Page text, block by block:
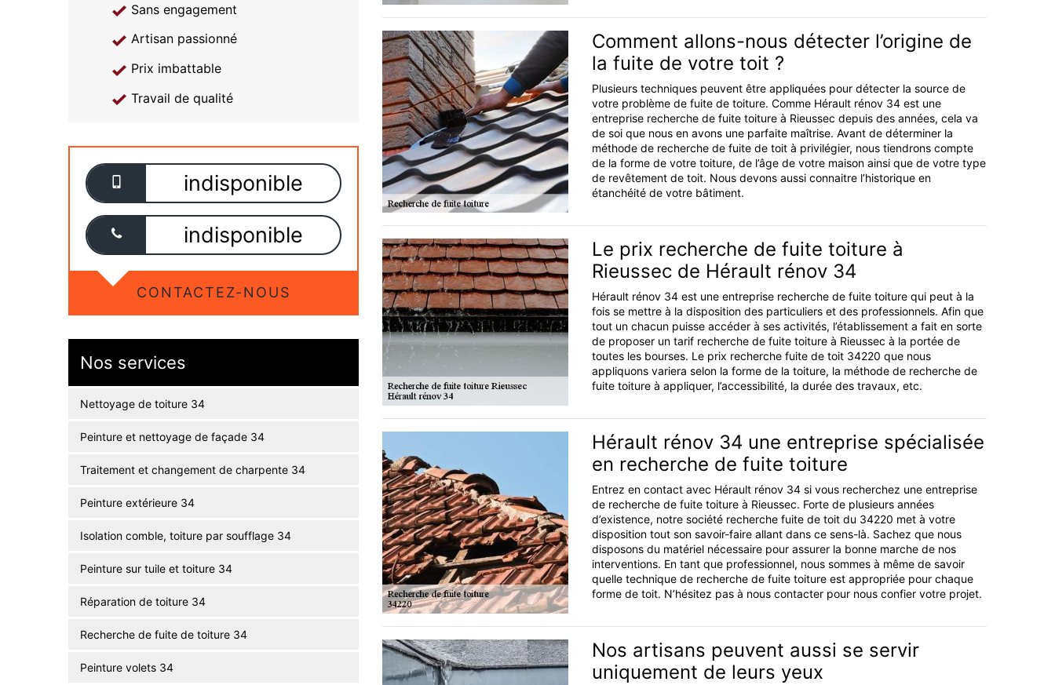
Sans engagement
Artisan passionné
Prix imbattable
Travail de qualité
indisponible
indisponible
CONTACTEZ-NOUS
Nos services
Nettoyage de toiture 34
Peinture et nettoyage de façade 34
Traitement et changement de charpente 34
Peinture extérieure 34
Isolation comble, toiture par soufflage 34
Peinture sur tuile et toiture 34
Réparation de toiture 34
Recherche de fuite de toiture 34
Peinture volets 34
Comment allons-nous détecter l’origine de
la fuite de votre toit ?
Plusieurs techniques peuvent être appliquées pour détecter la source de
votre problème de fuite de toiture. Comme Hérault rénov 34 est une
entreprise recherche de fuite toiture à Rieussec depuis des années, cela va
de soi que nous en avons une parfaite maîtrise. Avant de déterminer la
méthode de recherche de fuite de toit à privilégier, nous tiendrons compte
de la forme de votre toiture, de l’âge de votre maison ainsi que de votre type
de revêtement de toit. Nous devons aussi connaitre l’historique en
étanchéité de votre bâtiment.
Le prix recherche de fuite toiture à
Rieussec de Hérault rénov 34
Hérault rénov 34 est une entreprise recherche de fuite toiture qui peut à la
fois se mettre à la disposition des particuliers et des professionnels. Afin que
tout un chacun puisse accéder à ses activités, l’établissement a fait en sorte
de proposer un tarif recherche de fuite toiture à Rieussec à la portée de
toutes les bourses. Le prix recherche fuite de toit 34220 que nous
appliquons variera selon la forme de la toiture, la méthode de recherche de
fuite toiture à appliquer, l’accessibilité, la durée des travaux, etc.
Hérault rénov 34 une entreprise spécialisée
en recherche de fuite toiture
Entrez en contact avec Hérault rénov 34 si vous recherchez une entreprise
de recherche de fuite toiture à Rieussec. Forte de plusieurs années
d’existence, notre société recherche fuite de toit du 34220 met à votre
disposition tout son savoir-faire allant dans ce sens-là. Sachez que nous
disposons du matériel nécessaire pour assurer la bonne marche de nos
interventions. En tant que professionnel, nous sommes à même de savoir
quelle technique de recherche de fuite toiture est appropriée pour chaque
forme de toit. N’hésitez pas à nous contacter pour nous confier votre projet.
Nos artisans peuvent aussi se servir
uniquement de leurs yeux